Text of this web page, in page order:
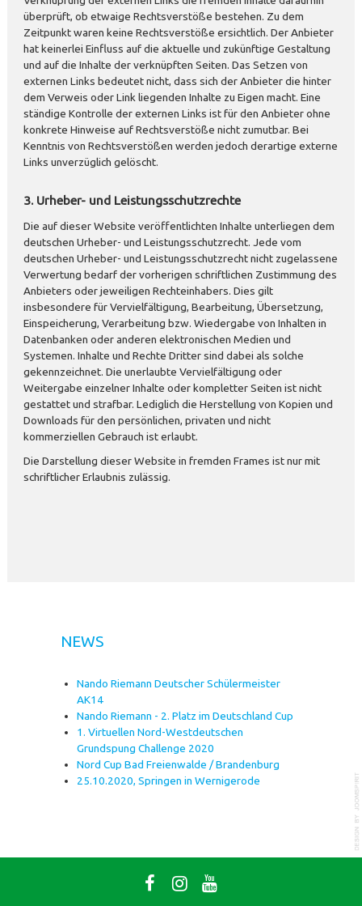
überprüft, ob etwaige Rechtsverstöße bestehen. Zu dem
Zeitpunkt waren keine Rechtsverstöße ersichtlich. Der Anbieter
hat keinerlei Einfluss auf die aktuelle und zukünftige Gestaltung
und auf die Inhalte der verknüpften Seiten. Das Setzen von
externen Links bedeutet nicht, dass sich der Anbieter die hinter
dem Verweis oder Link liegenden Inhalte zu Eigen macht. Eine
ständige Kontrolle der externen Links ist für den Anbieter ohne
konkrete Hinweise auf Rechtsverstöße nicht zumutbar. Bei
Kenntnis von Rechtsverstößen werden jedoch derartige externe
Links unverzüglich gelöscht.
3. Urheber- und Leistungsschutzrechte
Die auf dieser Website veröffentlichten Inhalte unterliegen dem
deutschen Urheber- und Leistungsschutzrecht. Jede vom
deutschen Urheber- und Leistungsschutzrecht nicht zugelassene
Verwertung bedarf der vorherigen schriftlichen Zustimmung des
Anbieters oder jeweiligen Rechteinhabers. Dies gilt
insbesondere für Vervielfältigung, Bearbeitung, Übersetzung,
Einspeicherung, Verarbeitung bzw. Wiedergabe von Inhalten in
Datenbanken oder anderen elektronischen Medien und
Systemen. Inhalte und Rechte Dritter sind dabei als solche
gekennzeichnet. Die unerlaubte Vervielfältigung oder
Weitergabe einzelner Inhalte oder kompletter Seiten ist nicht
gestattet und strafbar. Lediglich die Herstellung von Kopien und
Downloads für den persönlichen, privaten und nicht
kommerziellen Gebrauch ist erlaubt.
Die Darstellung dieser Website in fremden Frames ist nur mit
schriftlicher Erlaubnis zulässig.
NEWS
Nando Riemann Deutscher Schülermeister
AK14
Nando Riemann - 2. Platz im Deutschland Cup
1. Virtuellen Nord-Westdeutschen
Grundspung Challenge 2020
Nord Cup Bad Freienwalde / Brandenburg
25.10.2020, Springen in Wernigerode